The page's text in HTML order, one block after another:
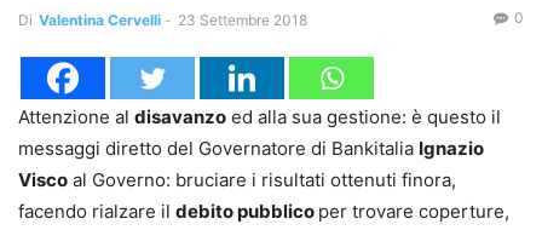
Di Valentina Cervelli - 23 Settembre 2018 0
Attenzione al disavanzo ed alla sua gestione: è questo il
messaggi diretto del Governatore di Bankitalia Ignazio
Visco al Governo: bruciare i risultati ottenuti finora,
facendo rialzare il debito pubblico per trovare coperture,